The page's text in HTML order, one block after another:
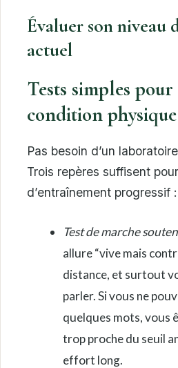
Évaluer son niveau
actuel
Tests simples
condition physique
Pas besoin d’un
Trois repères suffisent
d’entraînement progressif :
Test de marche
allure “vive mais
distance, et surtout
parler. Si vous ne
quelques mots, vous
trop proche du seuil
effort long.